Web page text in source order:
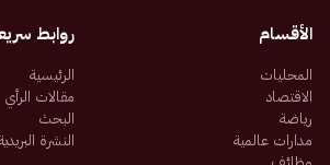
الأقسام
المحليات
الاقتصاد
رياضة
مدارات عالمية
روابط
الرئيسية
مقالات الرأي
البحث
النشرة